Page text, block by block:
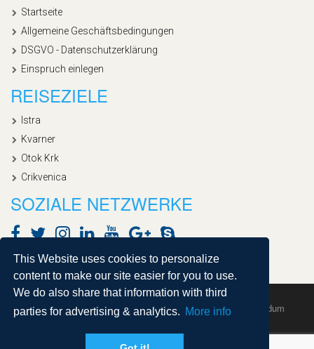
This Website uses cookies to personalize
content to make our site easier for you to use.
We do also share that information with third
parties for advertising & analytics. More info
Startseite
Allgemeine Geschäftsbedingungen
DSGVO - Datenschutzerklärung
Einspruch einlegen
REISEZIELE
Istra
Kvarner
Otok Krk
Crikvenica
SOZIALE NETZWERKE
Copyright © 2020, Croatialan |Sitemap| Powered by Agendum